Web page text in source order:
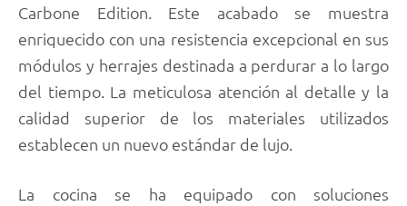
Carbone Edition. Este acabado se muestra
enriquecido con una resistencia excepcional en sus
módulos y herrajes destinada a perdurar a lo largo
del tiempo. La meticulosa atención al detalle y la
calidad superior de los materiales utilizados
establecen un nuevo estándar de lujo.
La cocina se ha equipado con soluciones